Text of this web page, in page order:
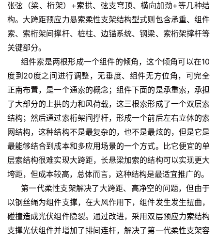
张弦（梁、桁架）+索拱、弦支穹顶、横向加劲+等几种结
构。大跨距预应力悬索柔性支架结构型式则包含承重、组件
索、索桁架间撑杆、桩柱、边锚系统、钢梁、索桁架撑杆等
关键部分。
组件索是两根形成一个组件的倾角，这个倾角可以在10
度到20度之间进行调整，无垂度、组件无方位角，可完全
正南布置，是一个通索的概念；组件下面的是承重索，承担
了大部分的上拱的力和风荷载，这三根索形成了一个双层索
结构；然后通过索桁架间撑杆，形成一个前后左右立体的索
网结构，这种结构不是最复杂的，也不是最炫的，但是它是
最能够结合到成本和多应用场景的一个方式。比它便宜的单
层索结构很难实现大跨距，长悬梁加索的结构可以实现更大
垮距，但成本较高，总体而言，这种结构是最适宜推广的。
第一代柔性支架解决了大跨距、高净空的问题，但由于
以钢丝绳为组件支撑，在大风作用下，组件发生发生扭曲，
碰撞造成光伏组件隐裂。通过改进，采用双层预应力索结构
支撑光伏组件并增加了排间连杆，解决了第一代柔性支架容